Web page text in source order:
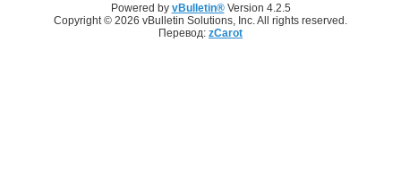
Powered by vBulletin®Version 4.2.5
Copyright © 2026 vBulletin Solutions, Inc. All rights reserved.
Перевод: zCarot